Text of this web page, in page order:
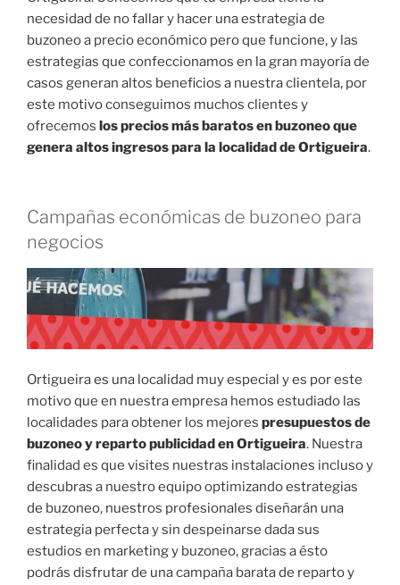
necesidad de no fallar y hacer una estrategia de
buzoneo a precio económico pero que funcione, y las
estrategias que confeccionamos en la gran mayoría de
casos generan altos beneficios a nuestra clientela, por
este motivo conseguimos muchos clientes y
ofrecemos los precios más baratos en buzoneo que
genera altos ingresos para la localidad de Ortigueira.
Campañas económicas de buzoneo para
negocios
Ortigueira es una localidad muy especial y es por este
motivo que en nuestra empresa hemos estudiado las
localidades para obtener los mejores presupuestos de
buzoneo y reparto publicidad en Ortigueira. Nuestra
finalidad es que visites nuestras instalaciones incluso y
descubras a nuestro equipo optimizando estrategias
de buzoneo, nuestros profesionales diseñarán una
estrategia perfecta y sin despeinarse dada sus
estudios en marketing y buzoneo, gracias a ésto
podrás disfrutar de una campaña barata de reparto y